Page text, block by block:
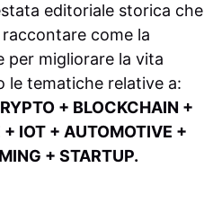
editoriale storica che
come la
per migliorare la vita
le tematiche relative a:
+ BLOCKCHAIN +
+ IOT + AUTOMOTIVE +
+ STARTUP.